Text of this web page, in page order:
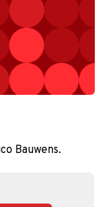
Bauwens.